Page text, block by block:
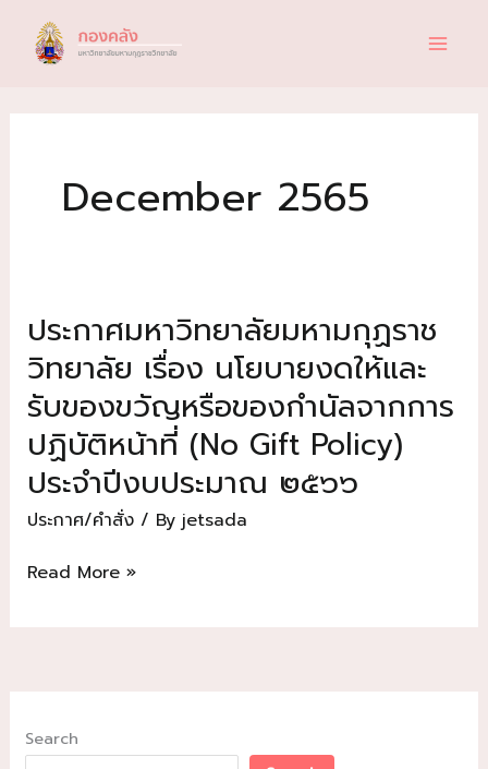
content
December 2565
ประกาศมหาวิทยาลัยมหามกุฏราช
วิทยาลัย เรื่อง นโยบายงดให้และ
รับของขวัญหรือของกำนัลจากการ
ปฏิบัติหน้าที่ (No Gift Policy)
ประจำปีงบประมาณ ๒๕๖๖
ประกาศ/คำสั่ง/ By jetsada
ประกาศ
เรื่อง
นโยบาย
Read More »
Search